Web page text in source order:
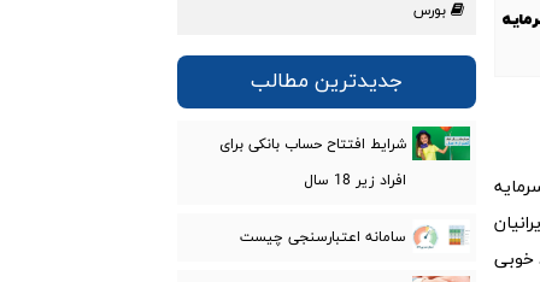
خوبی
بورس
جدیدترین مطالب
شرایط افتتاح حساب بانکی برای
افراد زیر 18 سال
سامانه اعتبارسنجی چیست